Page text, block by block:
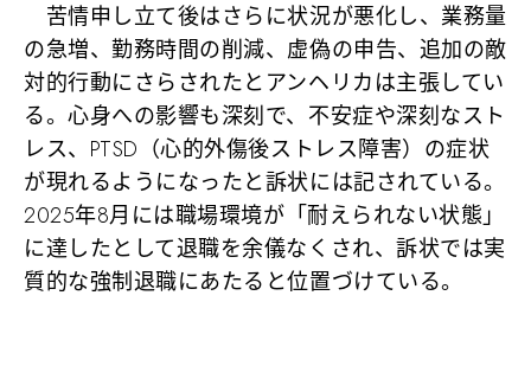
苦情申し立て後はさらに状況が悪化し、業務量
の急増、勤務時間の削減、虚偽の申告、追加の敵
対的行動にさらされたとアンヘリカは主張してい
る。心身への影響も深刻で、不安症や深刻なスト
レス、PTSD（心的外傷後ストレス障害）の症状
が現れるようになったと訴状には記されている。
2025年8月には職場環境が「耐えられない状態」
に達したとして退職を余儀なくされ、訴状では実
質的な強制退職にあたると位置づけている。